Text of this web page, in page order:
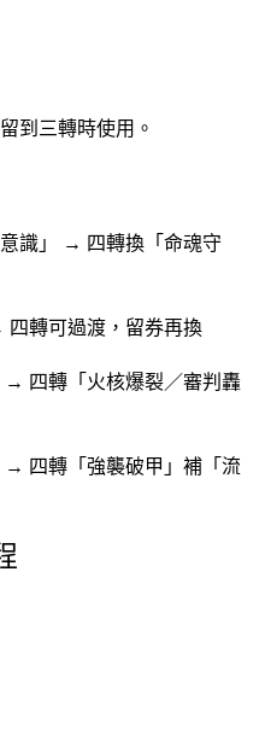
到三轉時使用。
識」 → 四轉換「命魂守
四轉可過渡，留券再換
→ 四轉「火核爆裂／審判轟
→ 四轉「強襲破甲」補「流